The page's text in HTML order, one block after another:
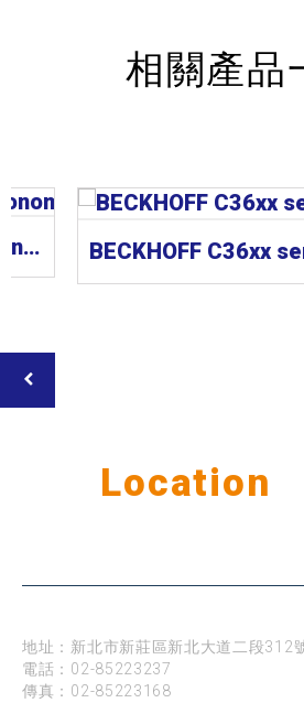
相關產品
BECKHOFF CP62xx | “Economy” built-in Panel PC
Location
地址：新北市新莊區新北大道二段312
電話： 02-85223237
傳真：02-85223168